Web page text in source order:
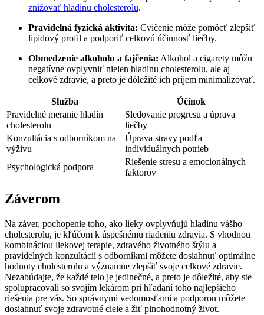
znižovať hladinu cholesterolu.
Pravidelná fyzická aktivita: Cvičenie môže pomôcť zlepšiť
lipidový profil a podporiť celkovú účinnosť liečby.
Obmedzenie alkoholu a fajčenia: Alkohol a cigarety môžu
negatívne ovplyvniť nielen hladinu cholesterolu, ale aj
celkové zdravie, a preto je dôležité ich príjem minimalizovať.
Služba
Účinok
Pravidelné meranie hladín
cholesterolu
Sledovanie progresu a úprava
liečby
Konzultácia s odborníkom na
výživu
Úprava stravy podľa
individuálnych potrieb
Psychologická podpora
Riešenie stresu a emocionálnych
faktorov
Záverom
Na záver, pochopenie toho, ako lieky ovplyvňujú hladinu vášho
cholesterolu, je kľúčom k úspešnému riadeniu zdravia. S vhodnou
kombináciou liekovej terapie, zdravého životného štýlu a
pravidelných konzultácií s odborníkmi môžete dosiahnuť optimálne
hodnoty cholesterolu a významne zlepšiť svoje celkové zdravie.
Nezabúdajte, že každé telo je jedinečné, a preto je dôležité, aby ste
spolupracovali so svojím lekárom pri hľadaní toho najlepšieho
riešenia pre vás. So správnymi vedomosťami a podporou môžete
dosiahnuť svoje zdravotné ciele a žiť plnohodnotný život.